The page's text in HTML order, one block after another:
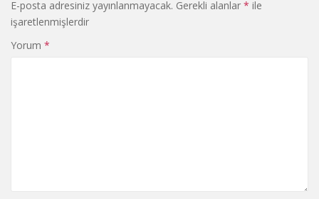
E-posta adresiniz yayınlanmayacak. Gerekli alanlar * ile
işaretlenmişlerdir
Yorum *